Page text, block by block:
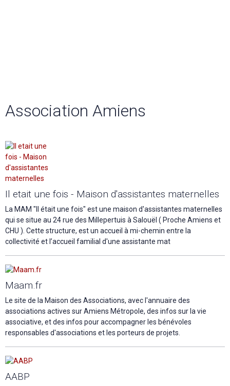
Association Amiens
Il etait une fois - Maison d'assistantes maternelles
La MAM "Il était une fois" est une maison d'assistantes maternelles
qui se situe au 24 rue des Millepertuis à Salouël ( Proche Amiens et
CHU ). Cette structure, est un accueil à mi-chemin entre la
collectivité et l’accueil familial d'une assistante mat
Maam.fr
Le site de la Maison des Associations, avec l'annuaire des
associations actives sur Amiens Métropole, des infos sur la vie
associative, et des infos pour accompagner les bénévoles
responsables d'associations et les porteurs de projets.
AABP